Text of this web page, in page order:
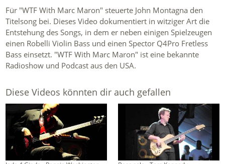
Für "WTF With Marc Maron" steuerte John Montagna den
Titelsong bei. Dieses Video dokumentiert in witziger Art die
Entstehung des Songs, in dem er neben einigen Spielzeugen
einen Robelli Violin Bass und einen Spector Q4Pro Fretless
Bass einsetzt. "WTF With Marc Maron" ist eine bekannte
Radioshow und Podcast aus den USA.
Diese Videos könnten dir auch gefallen